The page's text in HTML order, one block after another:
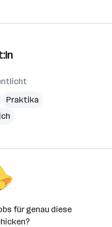
Praktika
für genau diese